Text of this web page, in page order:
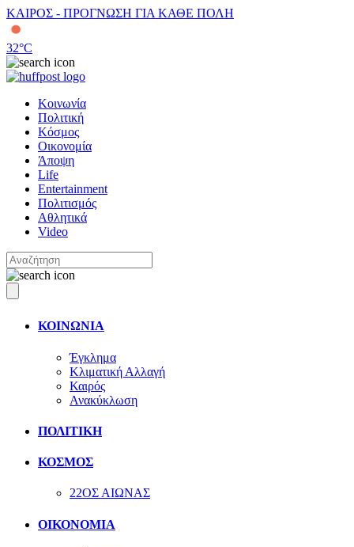
ΚΑΙΡΟΣ - ΠΡΟΓΝΩΣΗ ΓΙΑ ΚΑΘΕ ΠΟΛΗ
32°C
Κοινωνία
Πολιτική
Κόσμος
Οικονομία
Άποψη
Life
Entertainment
Πολιτισμός
Αθλητικά
Video
ΚΟΙΝΩΝΙΑ
Έγκλημα
Κλιματική Αλλαγή
Καιρός
Ανακύκλωση
ΠΟΛΙΤΙΚΗ
ΚΟΣΜΟΣ
22ΟΣ ΑΙΩΝΑΣ
ΟΙΚΟΝΟΜΙΑ